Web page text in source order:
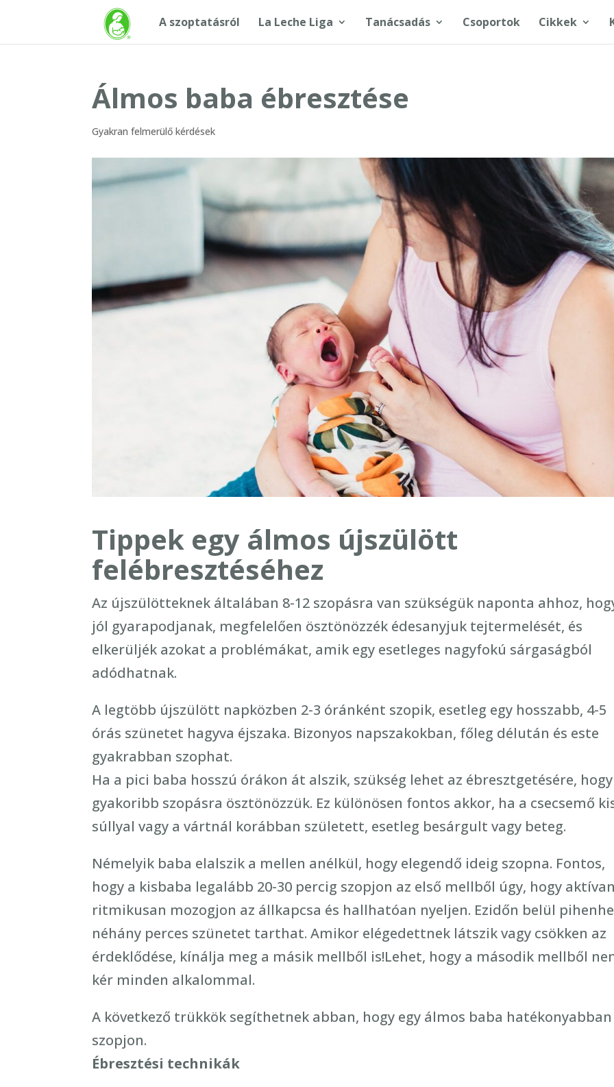
A szoptatásról La Leche Liga Tanácsadás Csoportok Cikkek
Álmos baba ébresztése
Gyakran felmerülő kérdések
Tippek egy álmos újszülött
felébresztéséhez
Az újszülötteknek általában 8-12 szopásra van szükségük naponta ahhoz,
jól gyarapodjanak, megfelelően ösztönözzék édesanyjuk tejtermelését, és
elkerüljék azokat a problémákat, amik egy esetleges nagyfokú sárgaságból
adódhatnak.
A legtöbb újszülött napközben 2-3 óránként szopik, esetleg egy hosszabb, 4-5
órás szünetet hagyva éjszaka. Bizonyos napszakokban, főleg délután és este
gyakrabban szophat.
Ha a pici baba hosszú órákon át alszik, szükség lehet az ébresztgetésére, hogy
gyakoribb szopásra ösztönözzük. Ez különösen fontos akkor, ha a csecsemő
súllyal vagy a vártnál korábban született, esetleg besárgult vagy beteg.
Némelyik baba elalszik a mellen anélkül, hogy elegendő ideig szopna. Fontos,
hogy a kisbaba legalább 20-30 percig szopjon az első mellből úgy, hogy
ritmikusan mozogjon az állkapcsa és hallhatóan nyeljen. Ezidőn belül
néhány perces szünetet tarthat. Amikor elégedettnek látszik vagy csökken az
érdeklődése, kínálja meg a másik mellből is!Lehet, hogy a második mellből
kér minden alkalommal.
A következő trükkök segíthetnek abban, hogy egy álmos baba hatékonyabban
szopjon.
Ébresztési technikák